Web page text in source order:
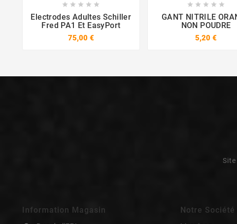
 
    
Electrodes Adultes Schiller
Fred PA1 Et EasyPort
75,00 €
 
    
GANT NITRILE
NON POUDRE
5,20 €
Information Magasin Notre Société